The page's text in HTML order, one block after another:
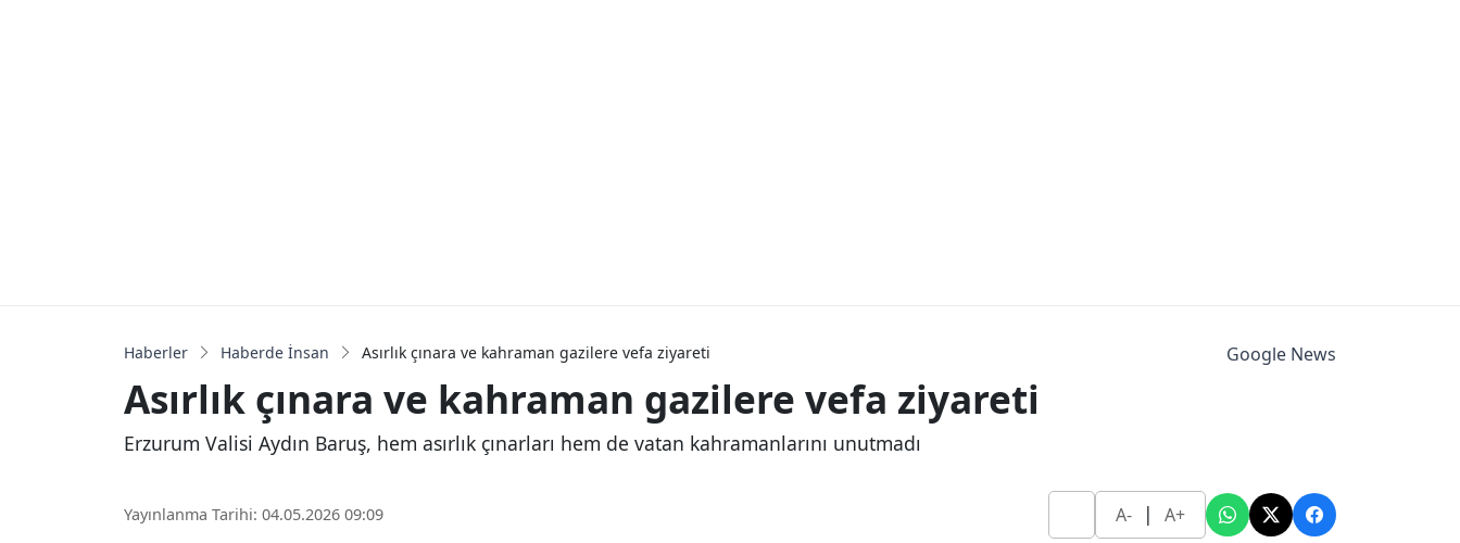
Haberler Haberde İnsan Asırlık çınara ve kahraman gazilere vefa ziyareti Google News
Asırlık çınara ve kahraman gazilere vefa ziyareti
Erzurum Valisi Aydın Baruş, hem asırlık çınarları hem de vatan kahramanlarını unutmadı
Yayınlanma Tarihi: 04.05.2026 09:09 A- | A+